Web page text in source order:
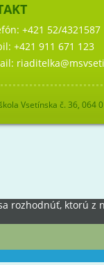
+421 52/4321587
+421 911 671 123
Vsetínska č. 36, 064
rozhodnúť, ktorú z